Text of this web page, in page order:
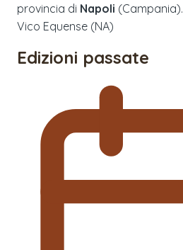
provincia di Napoli (Campania).
Vico Equense (NA)
Edizioni passate